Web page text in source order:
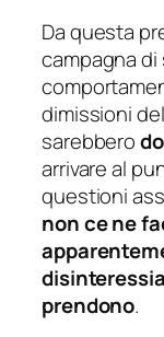
Da questa
campagna
dimissioni
sarebbero
arrivare al
questioni
non ce ne
prendono.